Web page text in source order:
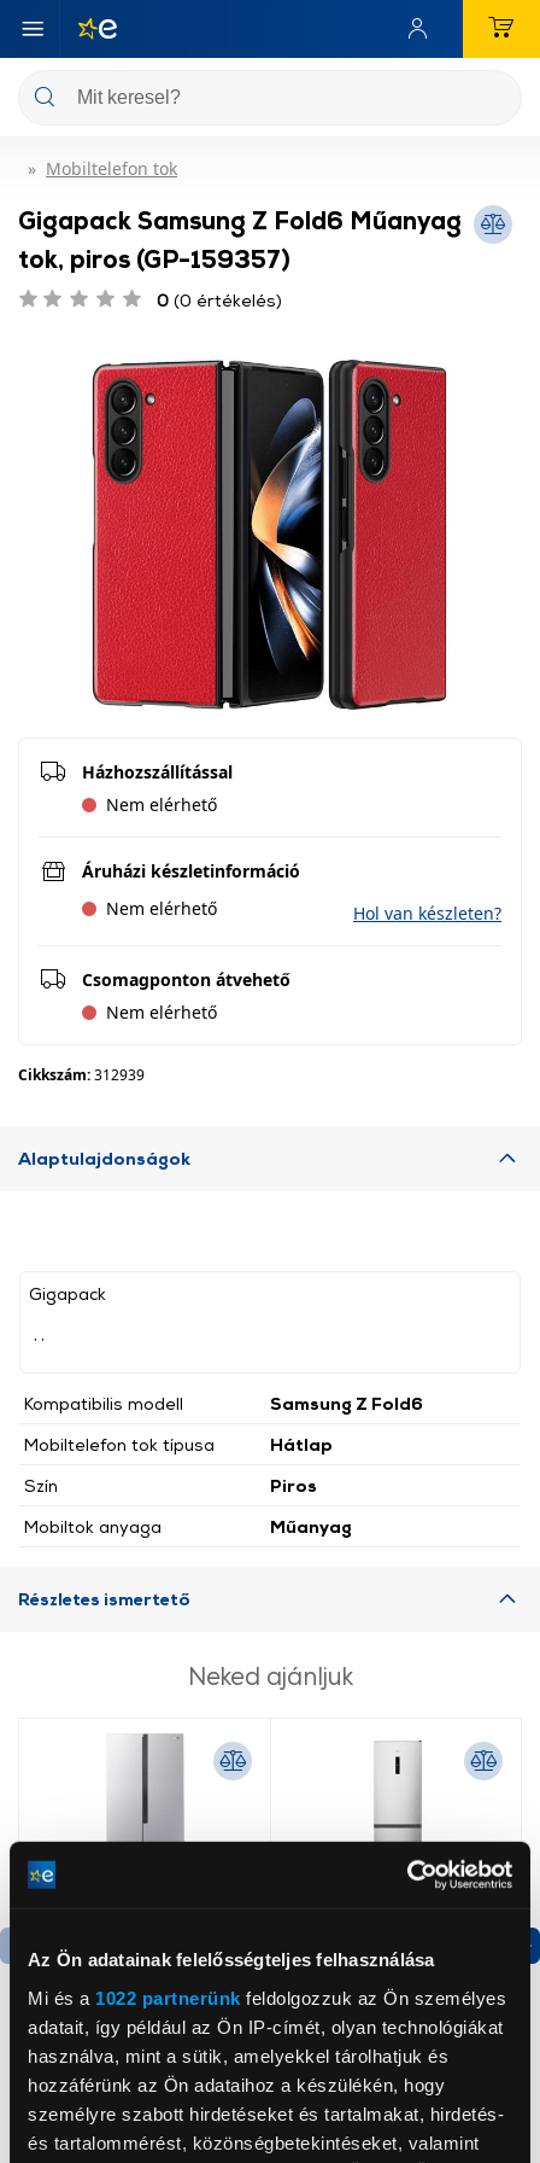
Az Ön adatainak felelősségteljes felhasználása
Mi és a 1022 partnerünk feldolgozzuk az Ön személyes
adatait, így például az Ön IP-címét, olyan technológiákat
használva, mint a sütik, amelyekkel tárolhatjuk és
hozzáférünk az Ön adataihoz a készülékén, hogy
személyre szabott hirdetéseket és tartalmakat, hirdetés-
és tartalommérést, közönségbetekintéseket, valamint
Mobiltelefon tok
Gigapack Samsung Z Fold6 Műanyag
tok, piros (GP-159357)
0 (0 értékelés)
Házhozszállítással
Nem elérhető
Áruházi készletinformáció
Nem elérhető
Hol van készleten?
Csomagponton átvehető
Nem elérhető
Cikkszám:312939
Alaptulajdonságok
Gigapack
Kompatibilis modell
Samsung Z Fold6
Mobiltelefon tok típusa
Hátlap
Szín
Piros
Mobiltok anyaga
Műanyag
Részletes ismertető
Neked ajánljuk
Gorenje NRS8182KX Side
by side hűtőszekrény
199 999 Ft
Gorenje N619EAXL4
Alulfagyasztós
kombinált hűtőszekrény
179 999 Ft